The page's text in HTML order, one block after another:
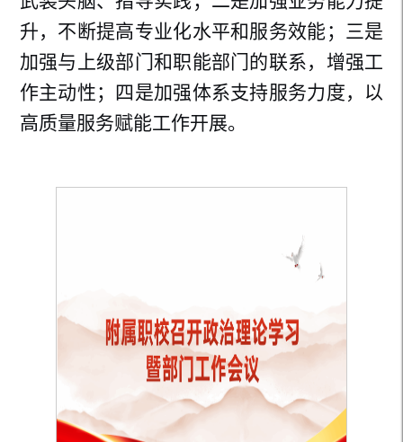
升，不断提高专业化水平和服务效能；三是
加强与上级部门和职能部门的联系，增强工
作主动性；四是加强体系支持服务力度，以
高质量服务赋能工作开展。